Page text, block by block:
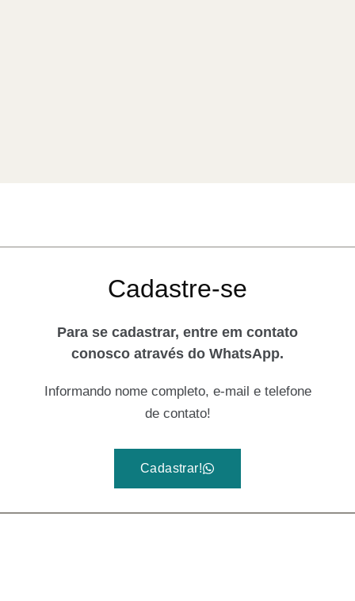
Cadastre-se
Para se cadastrar, entre em contato
conosco através do WhatsApp.
Informando nome completo, e-mail e telefone
de contato!
Cadastrar!